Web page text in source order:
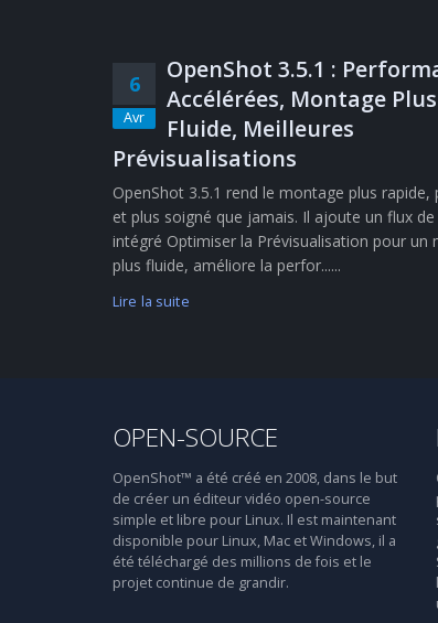
6
Avr
OpenShot 3.5.1 :
Accélérées, Montage Plus
Fluide, Meilleures
Prévisualisations
OpenShot 3.5.1 rend le montage plus rapide,
et plus soigné que jamais. Il ajoute un flux
intégré Optimiser la Prévisualisation pour un
plus fluide, améliore la perfor......
Lire la suite
OPEN-SOURCE
OpenShot™ a été créé en 2008, dans le but
de créer un éditeur vidéo open-source
simple et libre pour Linux. Il est maintenant
disponible pour Linux, Mac et Windows, il a
été téléchargé des millions de fois et le
projet continue de grandir.